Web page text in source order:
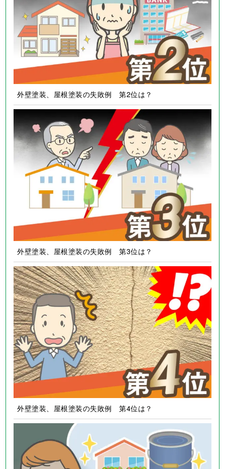
外壁塗装、屋根塗装の失敗例 第2位は？
外壁塗装、屋根塗装の失敗例 第3位は？
外壁塗装、屋根塗装の失敗例 第4位は？